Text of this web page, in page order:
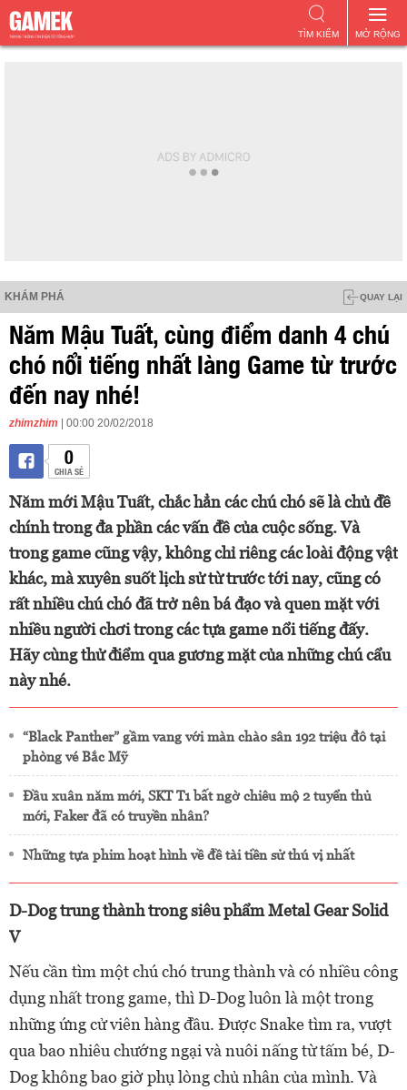
MỞ RỘNG
TÌM KIẾM
KHÁM PHÁ QUAY LẠI
Năm Mậu Tuất, cùng điểm danh 4 chú
chó nổi tiếng nhất làng Game từ trước
đến nay nhé!
zhimzhim | 00:00 20/02/2018
0
CHIA SẺ
Năm mới Mậu Tuất, chắc hẳn các chú chó sẽ là chủ đề
chính trong đa phần các vấn đề của cuộc sống. Và
trong game cũng vậy, không chỉ riêng các loài động vật
khác, mà xuyên suốt lịch sử từ trước tới nay, cũng có
rất nhiều chú chó đã trở nên bá đạo và quen mặt với
nhiều người chơi trong các tựa game nổi tiếng đấy.
Hãy cùng thử điểm qua gương mặt của những chú cẩu
này nhé.
“Black Panther” gầm vang với màn chào sân 192 triệu đô tại
phòng vé Bắc Mỹ
Đầu xuân năm mới, SKT T1 bất ngờ chiêu mộ 2 tuyển thủ
mới, Faker đã có truyền nhân?
Những tựa phim hoạt hình về đề tài tiền sử thú vị nhất
D-Dog trung thành trong siêu phẩm Metal Gear Solid
V
Nếu cần tìm một chú chó trung thành và có nhiều công
dụng nhất trong game, thì D-Dog luôn là một trong
những ứng cử viên hàng đầu. Được Snake tìm ra, vượt
qua bao nhiêu chướng ngại và nuôi nấng từ tấm bé, D-
Dog không bao giờ phụ lòng chủ nhân của mình. Và